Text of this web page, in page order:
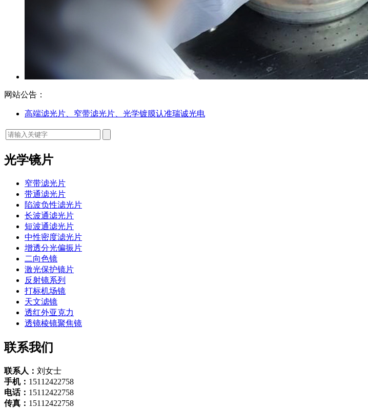
网站公告：
高端滤光片、窄带滤光片、光学镀膜认准瑞诚光电
光学镜片
窄带滤光片
带通滤光片
陷波负性滤光片
长波通滤光片
短波通滤光片
中性密度滤光片
增透分光偏振片
二向色镜
激光保护镜片
反射镜系列
打标机场镜
天文滤镜
透红外亚克力
透镜棱镜聚焦镜
联系我们
联系人： 刘女士
手机： 15112422758
电话： 15112422758
传真： 15112422758